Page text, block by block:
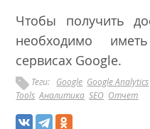
Чтобы получить
необходимо
сервисах Google.
Теги: Google Google Analytics
Tools Аналитика SEO Отчет